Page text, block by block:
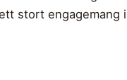
stort